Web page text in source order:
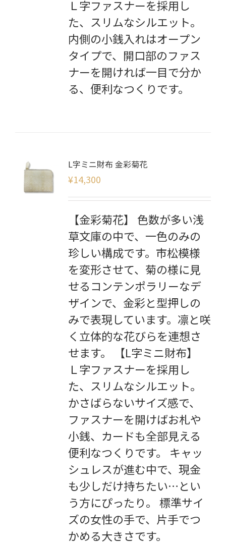
Ｌ字ファスナーを採用し
た、スリムなシルエット。
内側の小銭入れはオープン
タイプで、開口部のファス
ナーを開ければ一目で分か
る、便利なつくりです。
L字ミニ財布 金彩菊花
¥14,300
【金彩菊花】 色数が多い浅
草文庫の中で、一色のみの
珍しい構成です。市松模様
を変形させて、菊の様に見
せるコンテンポラリーなデ
ザインで、金彩と型押しの
みで表現しています。凛と咲
く立体的な花びらを連想さ
せます。 【L字ミニ財布】
Ｌ字ファスナーを採用し
た、スリムなシルエット。
かさばらないサイズ感で、
ファスナーを開けばお札や
小銭、カードも全部見える
便利なつくりです。 キャッ
シュレスが進む中で、現金
も少しだけ持ちたい…とい
う方にぴったり。 標準サイ
ズの女性の手で、片手でつ
かめる大きさです。